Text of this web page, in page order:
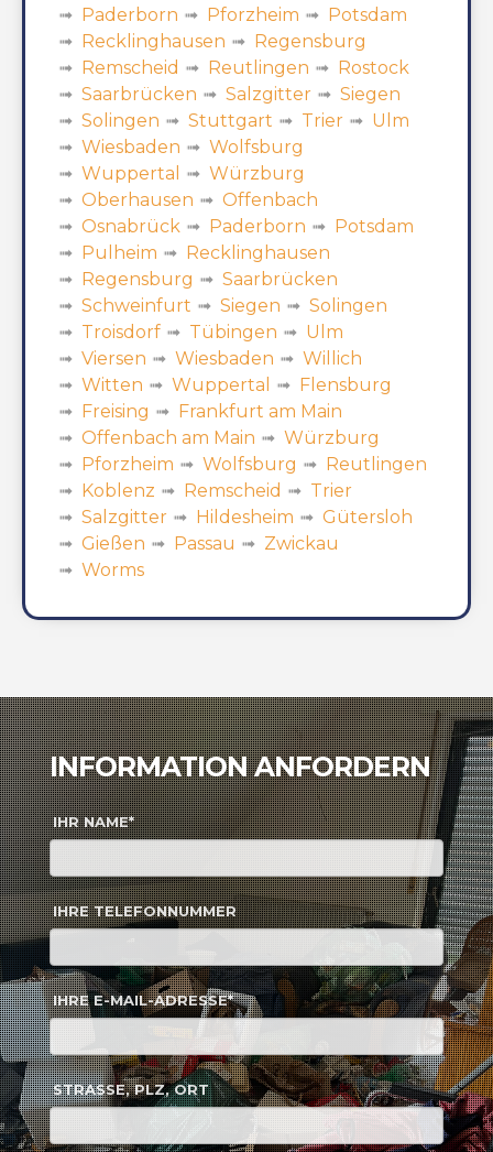
Paderborn
Pforzheim
Potsdam
Recklinghausen
Regensburg
Remscheid
Reutlingen
Rostock
Saarbrücken
Salzgitter
Siegen
Solingen
Stuttgart Trier
Ulm
Wiesbaden
Wolfsburg
Wuppertal
Würzburg
Oberhausen
Offenbach
Osnabrück
Paderborn
Potsdam
Pulheim
Recklinghausen
Regensburg
Saarbrücken
Schweinfurt
Siegen
Solingen
Troisdorf
Tübingen
Ulm
Viersen
Wiesbaden
Willich
Witten
Wuppertal
Flensburg
Freising
Frankfurt am Main
Offenbach am Main
Würzburg
Pforzheim
Wolfsburg
Reutlingen
Koblenz
Remscheid
Trier
Salzgitter
Hildesheim
Gütersloh
Gießen
Passau
Zwickau
Worms
INFORMATION ANFORDERN
IHR NAME*
IHRE TELEFONNUMMER
IHRE E-MAIL-ADRESSE*
STRASSE, PLZ, ORT